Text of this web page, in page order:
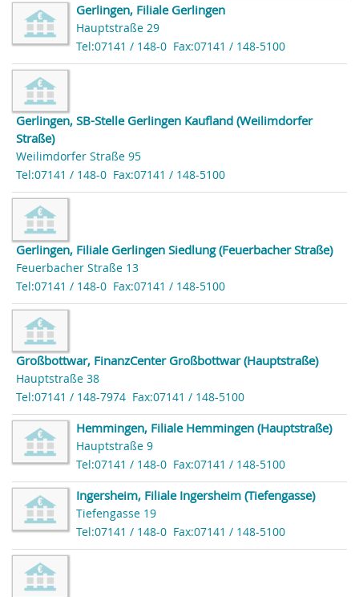
Gerlingen, Filiale Gerlingen
Hauptstraße 29
Tel:07141 / 148-0 Fax:07141 / 148-5100
Gerlingen, SB-Stelle Gerlingen Kaufland (Weilimdorfer
Straße)
Weilimdorfer Straße 95
Tel:07141 / 148-0 Fax:07141 / 148-5100
Gerlingen, Filiale Gerlingen Siedlung (Feuerbacher Straße)
Feuerbacher Straße 13
Tel:07141 / 148-0 Fax:07141 / 148-5100
Großbottwar, FinanzCenter Großbottwar (Hauptstraße)
Hauptstraße 38
Tel:07141 / 148-7974 Fax:07141 / 148-5100
Hemmingen, Filiale Hemmingen (Hauptstraße)
Hauptstraße 9
Tel:07141 / 148-0 Fax:07141 / 148-5100
Ingersheim, Filiale Ingersheim (Tiefengasse)
Tiefengasse 19
Tel:07141 / 148-0 Fax:07141 / 148-5100